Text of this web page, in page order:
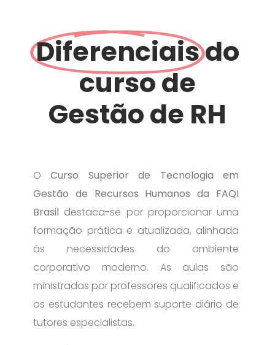
Diferenciaisdo
curso de
Gestão de RH
O Curso Superior de Tecnologia em
Gestão de Recursos Humanos da FAQI
Brasil destaca-se por proporcionar uma
formação prática e atualizada, alinhada
às necessidades do ambiente
corporativo moderno. As aulas são
ministradas por professores qualificados e
os estudantes recebem suporte diário de
tutores especialistas.